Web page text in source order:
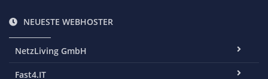
NEUESTE WEBHOSTER
NetzLiving GmbH
Fast4.IT